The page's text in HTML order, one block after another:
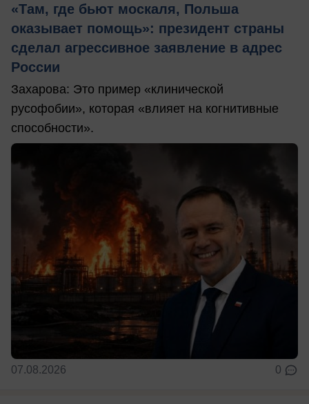
«Там, где бьют москаля, Польша
оказывает помощь»: президент страны
сделал агрессивное заявление в адрес
России
Захарова: Это пример «клинической
русофобии», которая «влияет на когнитивные
способности».
07.08.2026 0